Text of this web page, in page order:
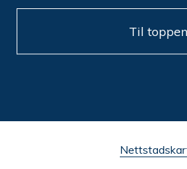
Til toppen